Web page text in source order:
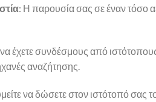
: Η παρουσία σας σε έναν τόσο
έχετε συνδέσμους από
αναζήτησης.
να δώσετε στον ιστότοπό σας